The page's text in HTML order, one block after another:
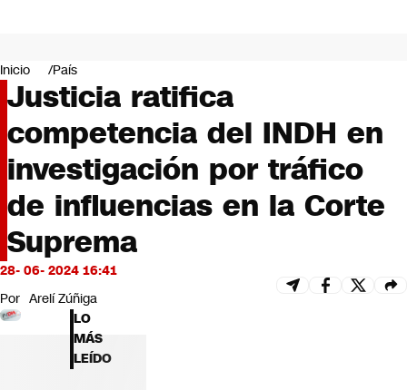
Negocios
Deportes
Programas completos
Cultura
Servicios
Bits
CNN tiempo
Futuro 360
Opinión
Inicio País
Justicia ratifica
competencia del INDH en
investigación por tráfico
de influencias en la Corte
Suprema
28- 06- 2024 16:41
Por Arelí Zúñiga
LO
MÁS
LEÍDO